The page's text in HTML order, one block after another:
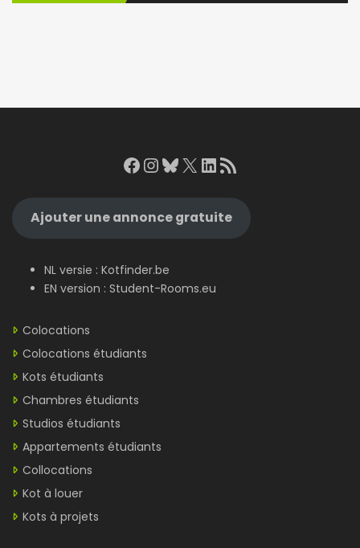
Facebook
Instagram
Bluesky
X LinkedIn
RSS Feed
Ajouter une annonce gratuite
NL versie : Kotfinder.be
EN version : Student-Rooms.eu
Colocations
Colocations étudiants
Kots étudiants
Chambres étudiants
Studios étudiants
Appartements étudiants
Collocations
Kot à louer
Kots à projets